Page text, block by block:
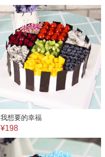
我想要的幸福
¥198